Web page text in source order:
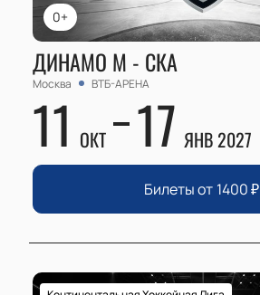
0+
ДИНАМО М - СКА
Москва ВТБ-АРЕНА
11 ОКТ 17 ЯНВ 2027
Билеты от 1400₽